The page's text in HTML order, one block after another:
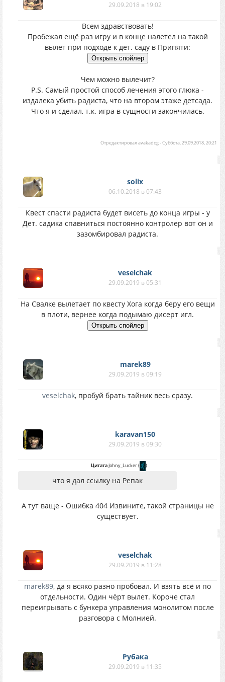
29.09.2018 в 19:02
Всем здравствовать!
Пробежал ещё раз игру и в конце налетел на такой
вылет при подходе к дет. саду в Припяти:
Чем можно вылечит?
P.S. Самый простой способ лечения этого глюка -
издалека убить радиста, что на втором этаже детсада.
Что я и сделал, т.к. игра в сущности закончилась.
Отредактировалavakadog-Суббота, 29.09.2018, 20:21
solix
06.10.2018 в 07:43
Квест спасти радиста будет висеть до конца игры - у
Дет. садика спавниться постоянно контролер вот он и
зазомбировал радиста.
veselchak
29.09.2019 в 05:31
На Свалке вылетает по квесту Хога когда беру его вещи
в плоти, вернее когда подымаю дисерт игл.
marek89
29.09.2019 в 09:19
veselchak, пробуй брать тайник весь сразу.
karavan150
29.09.2019 в 09:30
ЦитатаJohny_Lucker( )
что я дал ссылку на Репак
А тут ваще - Ошибка 404 Извините, такой страницы не
существует.
veselchak
29.09.2019 в 11:28
marek89, да я всяко разно пробовал. И взять всё и по
отдельности. Один чёрт вылет. Короче стал
переигрывать с бункера управления монолитом после
разговора с Молнией.
Рубака
29.09.2019 в 11:35